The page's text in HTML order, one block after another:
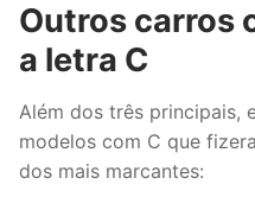
Outros carros
a letra C
Além dos três principais,
modelos com C que
dos mais marcantes: